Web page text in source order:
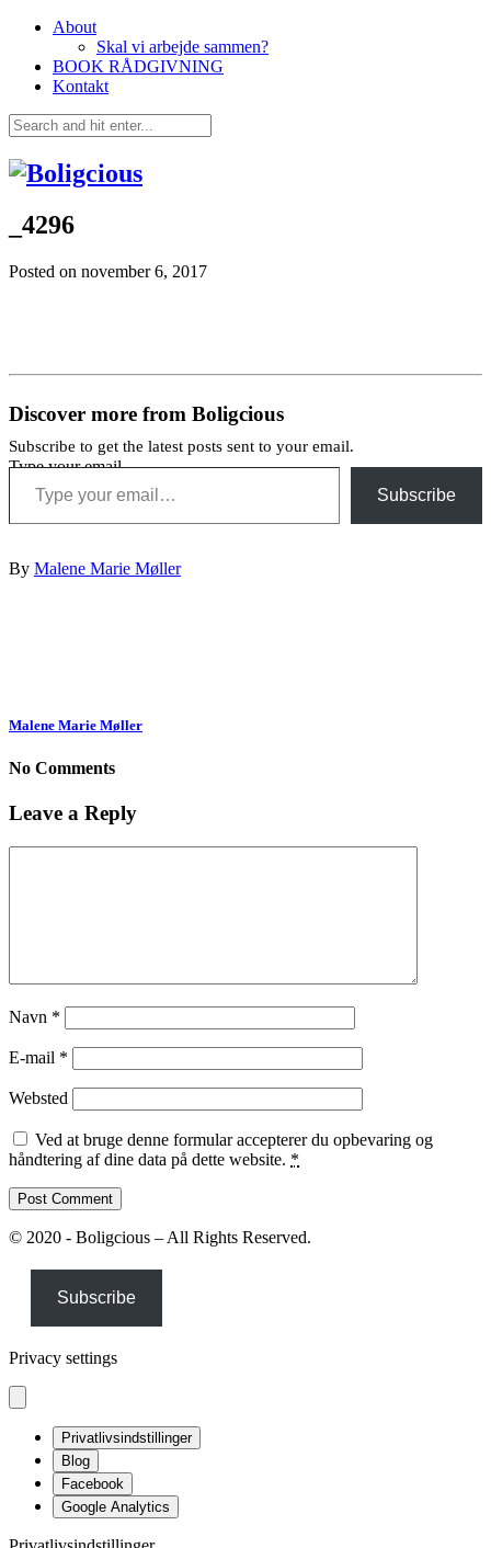
About
Skal vi arbejde sammen?
BOOK RÅDGIVNING
Kontakt
_4296
Posted on november 6, 2017
Discover more from Boligcious
Subscribe to get the latest posts sent to your email.
Type your email…
Subscribe
By Malene Marie Møller
Malene Marie Møller
No Comments
Leave a Reply
Navn *
E-mail *
Websted
Ved at bruge denne formular accepterer du opbevaring og
håndtering af dine data på dette website. *
© 2020 - Boligcious – All Rights Reserved.
Subscribe
Privacy settings
Privatlivsindstillinger
Blog
Facebook
Google Analytics